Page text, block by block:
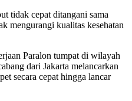
tidak cepat ditangani sama
mengurangi kualitas kesehatan
Paralon tumpat di wilayah
dari Jakarta melancarkan
secara cepat hingga lancar